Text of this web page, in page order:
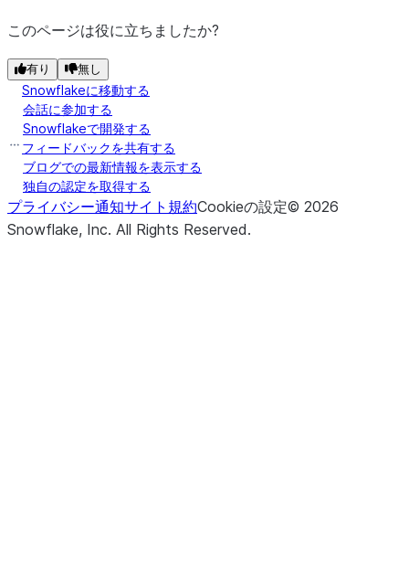
このページは役に立ちましたか?
有り 無し
Snowflakeに移動する
会話に参加する
Snowflakeで開発する
フィードバックを共有する
ブログでの最新情報を表示する
独自の認定を取得する
プライバシー通知サイト規約Cookieの設定© 2026
Snowflake, Inc. All Rights Reserved.